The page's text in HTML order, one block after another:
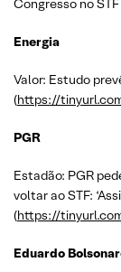
Congresso no STF
Energia
Valor: Estudo
(https://
PGR
Estadão: PGR
voltar ao STF:
(https://
Eduardo